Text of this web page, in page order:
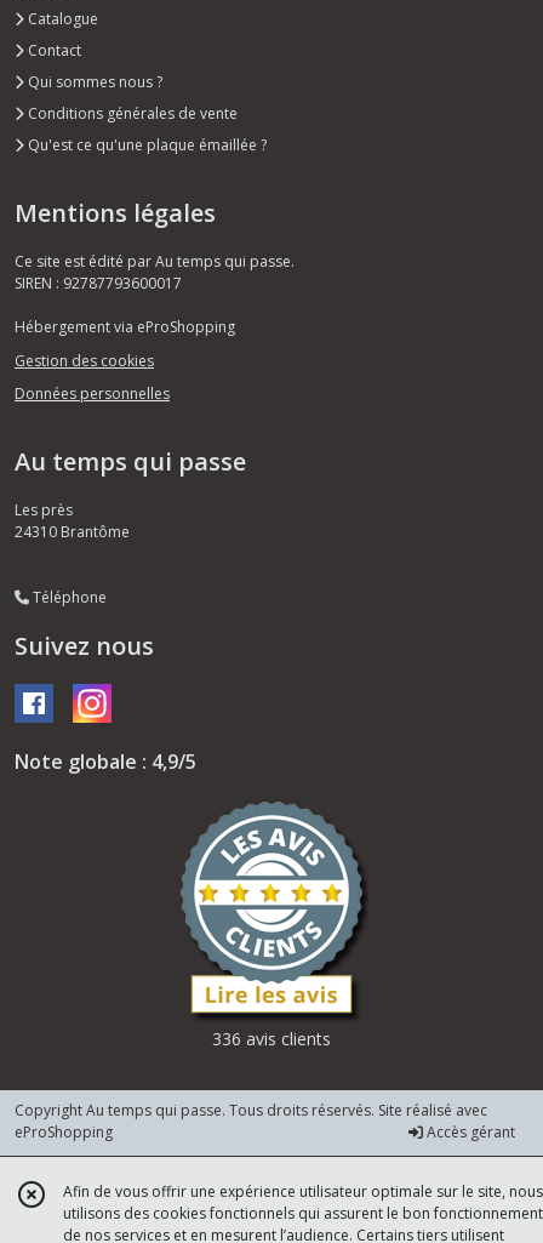
Catalogue
Contact
Qui sommes nous ?
Conditions générales de vente
Qu'est ce qu'une plaque émaillée ?
Mentions légales
Ce site est édité par Au temps qui passe.
SIREN : 92787793600017
Hébergement via eProShopping
Gestion des cookies
Données personnelles
Au temps qui passe
Les près
24310 Brantôme
Téléphone
Suivez nous
Note globale : 4,9/5
336 avis clients
Copyright Au temps qui passe. Tous droits réservés. Site réalisé avec
eProShopping
Accès gérant
Afin de vous offrir une expérience utilisateur optimale sur le site, nous
utilisons des cookies fonctionnels qui assurent le bon fonctionnement
de nos services et en mesurent l’audience. Certains tiers utilisent